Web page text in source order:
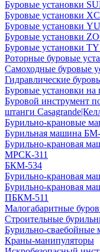
Буровые установки
Буровые установки
Буровые установки
Буровые установки
Буровые установки
Роторные буровые
Самоходные буровые
Гидравлические
Буровые установки на
Буровой инструмент
штанги
Бурильно-крановые
Бурильная машина
Бурильно-крановая
МРСК-311
БКМ-534
Бурильно-крановая
Бурильно-крановая
ПБКМ-511
Малогабаритные
Строительные
Бурильно-
Краны-манипуляторы